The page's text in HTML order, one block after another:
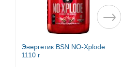
Энергетик BSN NO-Xplode
1110 г